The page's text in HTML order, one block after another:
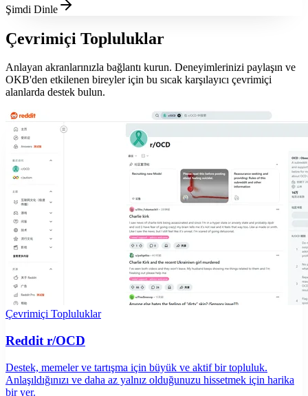
Şimdi Dinle
Çevrimiçi Topluluklar
Anlayan akranlarınızla bağlantı kurun. Deneyimlerinizi paylaşın ve
OKB'den etkilenen bireyler için bu sıcak karşılayıcı çevrimiçi
alanlarda destek bulun.
Çevrimiçi Topluluklar
Reddit r/OCD
Destek, memeler ve tartışma için büyük ve aktif bir topluluk.
Anlaşıldığınızı ve daha az yalnız olduğunuzu hissetmek için harika
bir yer.